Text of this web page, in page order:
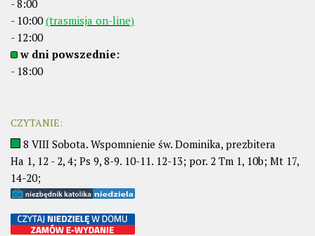
- 8:00
- 10:00(trasmisja on-line)
- 12:00
w dni powszednie:
- 18:00
CZYTANIE:
8 VIII Sobota. Wspomnienie św. Dominika, prezbitera
Ha 1, 12 - 2, 4; Ps 9, 8-9. 10-11. 12-13; por. 2 Tm 1, 10b; Mt 17,
14-20;